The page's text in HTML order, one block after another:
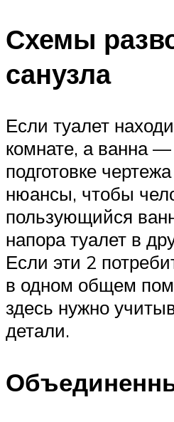
Схемы
санузла
Если туалет
комнате, а ванна —
подготовке
нюансы, чтобы
пользующийся
напора туалет в
Если эти 2
в одном общем
здесь нужно
детали.